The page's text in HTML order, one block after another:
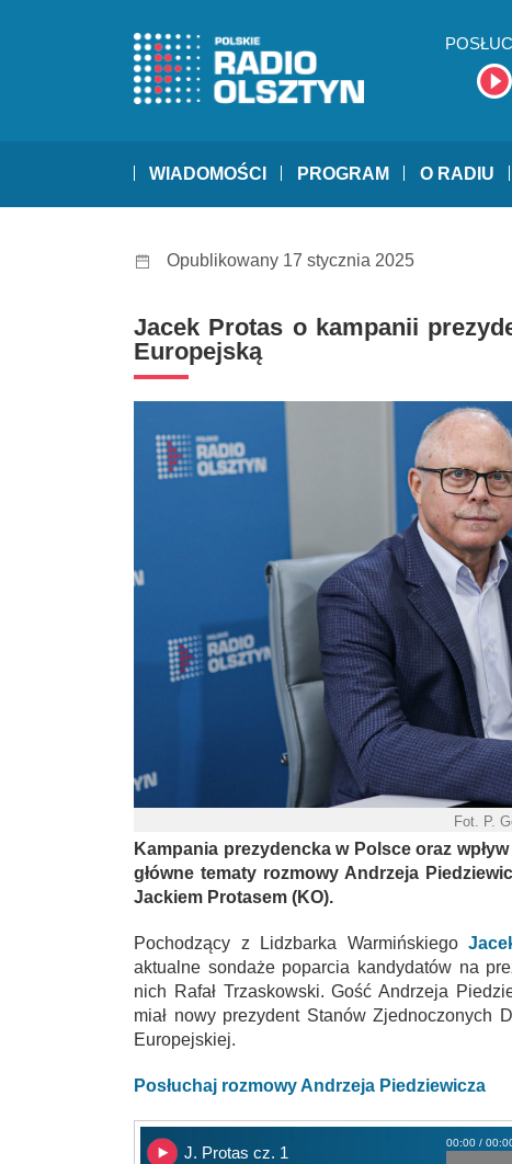
WIADOMOŚCI PROGRAM O RADIU
Opublikowany 17 stycznia 2025
Jacek Protas o kampanii
Europejską
Fot. P.
Kampania prezydencka w Polsce oraz
główne tematy rozmowy Andrzeja
Jackiem Protasem (KO).
Pochodzący z Lidzbarka Warmińskiego
aktualne sondaże poparcia kandydatów na
nich Rafał Trzaskowski. Gość Andrzeja
miał nowy prezydent Stanów Zjednoczonych
Europejskiej.
Posłuchaj rozmowy Andrzeja Piedziewicza
J. Protas cz. 1
00:00 /